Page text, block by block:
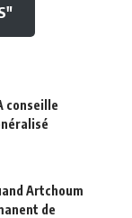
conseille
Artchoum
de